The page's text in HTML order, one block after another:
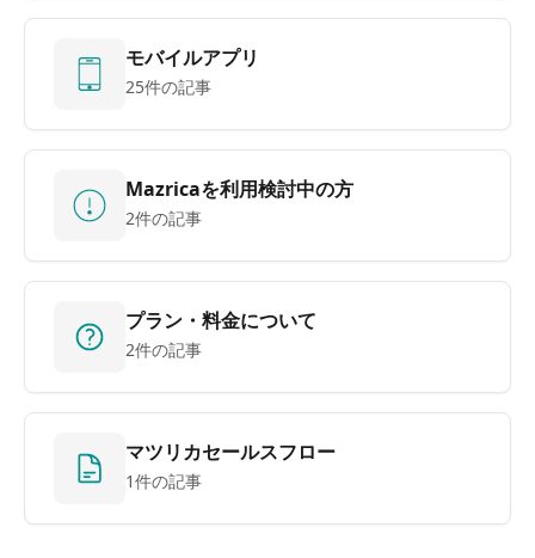
モバイルアプリ
25件の記事
Mazricaを利用検討中の方
2件の記事
プラン・料金について
2件の記事
マツリカセールスフロー
1件の記事